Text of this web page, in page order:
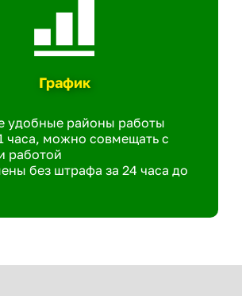
График
удобные районы работы
часа, можно совмещать с
работой
без штрафа за 24 часа до